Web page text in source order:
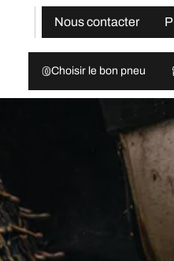
Nous contacter
Choisir le bon pneu